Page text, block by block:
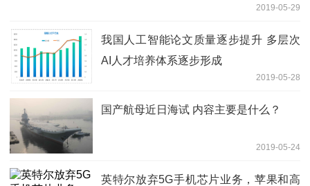
2019-05-29
我国人工智能论文质量逐步提升 多层次
AI人才培养体系逐步形成
2019-05-28
国产航母近日海试 内容主要是什么？
2019-05-24
英特尔放弃5G手机芯片业务，苹果和高